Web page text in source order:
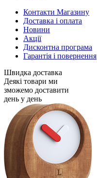
Контакти Магазину
Доставка і оплата
Новини
Акції
Дисконтна програма
Гарантія і повернення
Швидка доставка
Деякі товари ми
зможемо доставити
день у день